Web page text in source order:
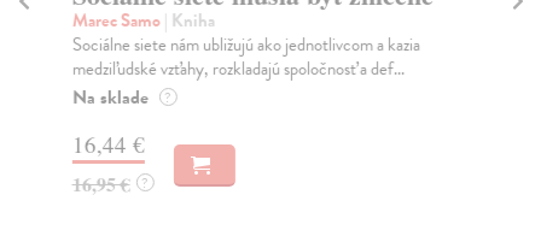
Marec Samo| Kniha
Sociálne siete nám ubližujú ako jednotlivcom a kazia
medziľudské vzťahy, rozkladajú spoločnosť a def...
Na sklade ?
16,44 €
16,95 € ?